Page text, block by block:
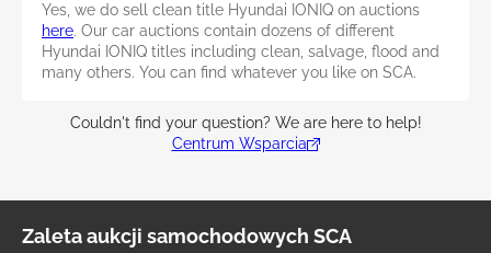
Yes, we do sell clean title Hyundai IONIQ on auctions
here. Our car auctions contain dozens of different
Hyundai IONIQ titles including clean, salvage, flood and
many others. You can find whatever you like on SCA.
Couldn't find your question? We are here to help!
Centrum Wsparcia
Zaleta aukcji samochodowych SCA